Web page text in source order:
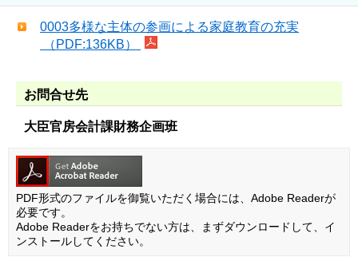
0003多様な主体の参画による家庭教育の充実
（PDF:136KB）
お問合せ先
大臣官房会計課財務企画班
PDF形式のファイルを御覧いただく場合には、Adobe Readerが
必要です。
Adobe Readerをお持ちでない方は、まずダウンロードして、イ
ンストールしてください。